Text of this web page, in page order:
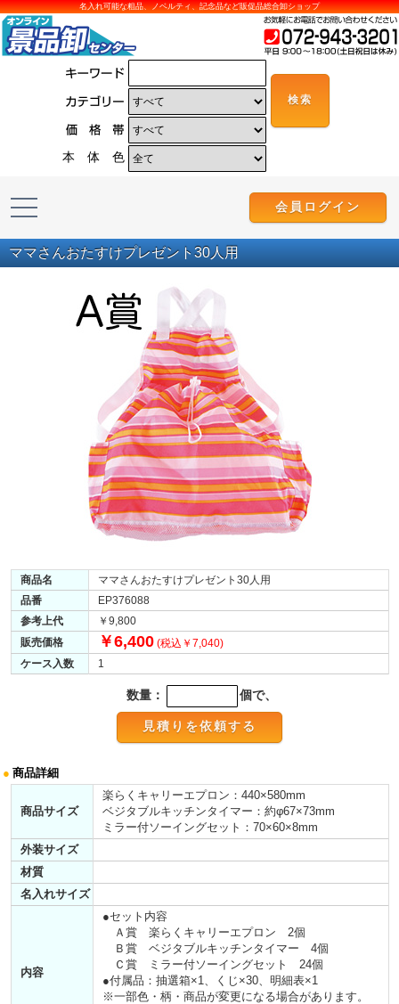
名入れ可能な粗品、ノベルティ、記念品など販促品総合卸ショップ
本 体 色
会員ログイン
ママさんおたすけプレゼント30人用
商品名
ママさんおたすけプレゼント30人用
品番
EP376088
参考上代
￥9,800
販売価格
￥6,400 (税込￥7,040)
ケース入数
1
数量： 個で、
● 商品詳細
商品サイズ
楽らくキャリーエプロン：440×580mm
ベジタブルキッチンタイマー：約φ67×73mm
ミラー付ソーイングセット：70×60×8mm
外装サイズ
材質
名入れサイズ
内容
●セット内容
Ａ賞 楽らくキャリーエプロン 2個
Ｂ賞 ベジタブルキッチンタイマー 4個
Ｃ賞 ミラー付ソーイングセット 24個
●付属品：抽選箱×1、くじ×30、明細表×1
※一部色・柄・商品が変更になる場合があります。